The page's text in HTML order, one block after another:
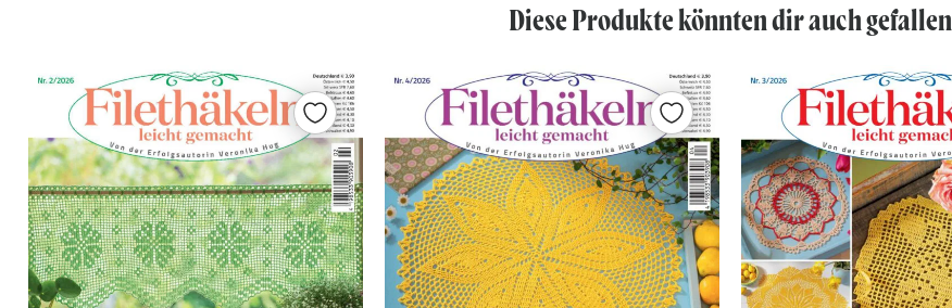
Diese Produkte könnten dir auch gefallen